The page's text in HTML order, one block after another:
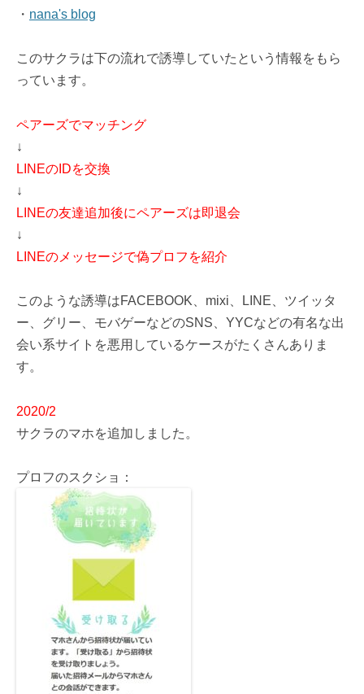
・ nana's blog
このサクラは下の流れで誘導していたという情報をもら
っています。
ペアーズでマッチング
↓
LINEのIDを交換
↓
LINEの友達追加後にペアーズは即退会
↓
LINEのメッセージで偽プロフを紹介
このような誘導はFACEBOOK、mixi、LINE、ツイッタ
ー、グリー、モバゲーなどのSNS、YYCなどの有名な出
会い系サイトを悪用しているケースがたくさんありま
す。
2020/2
サクラのマホを追加しました。
プロフのスクショ：